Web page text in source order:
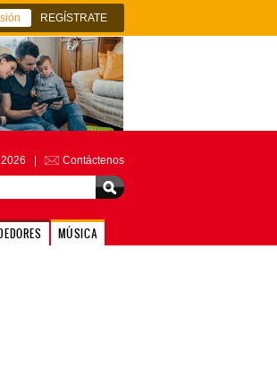
REGÍSTRATE
2026 | Contáctenos
MÚSICA